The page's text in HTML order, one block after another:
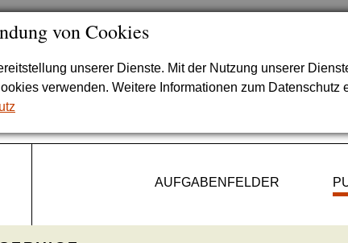
von Cookies
unserer Dienste. Mit der Nutzung unserer
verwenden. Weitere Informationen zum Datenschutz
AUFGABENFELDER